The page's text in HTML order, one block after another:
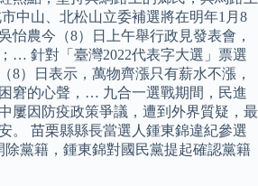
中山、北松山立委補選將在明年1月8
怡農今（8）日上午舉行政見發表會，
… 針對「臺灣2022代表字大選」票選
8）日表示，萬物齊漲只有薪水不漲，
窘的心聲，… 九合一選戰期間，民進
屢因防疫政策爭議，遭到外界質疑，最
。 苗栗縣縣長當選人鍾東錦違紀參選
黨籍，鍾東錦對國民黨提起確認黨籍